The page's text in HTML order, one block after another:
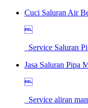
Cuci Saluran Air

Service Saluran
Jasa Saluran Pipa

Service aliran